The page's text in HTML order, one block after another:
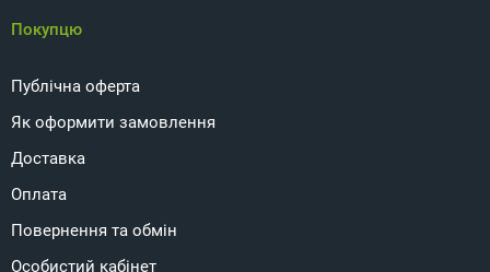
Покупцю
Публічна оферта
Як оформити замовлення
Доставка
Оплата
Повернення та обмін
Особистий кабінет